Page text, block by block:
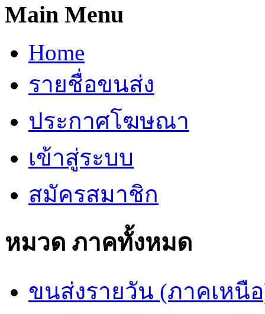
Main Menu
Home
รายชื่อขนส่ง
ประกาศโฆษณา
เข้าสู่ระบบ
สมัครสมาชิก
หมวด ภาคทั้งหมด
ขนส่งรายวัน (ภาคเหนื